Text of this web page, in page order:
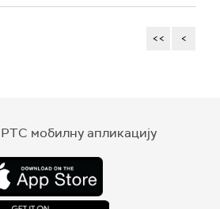
<< <
мобилну апликацију